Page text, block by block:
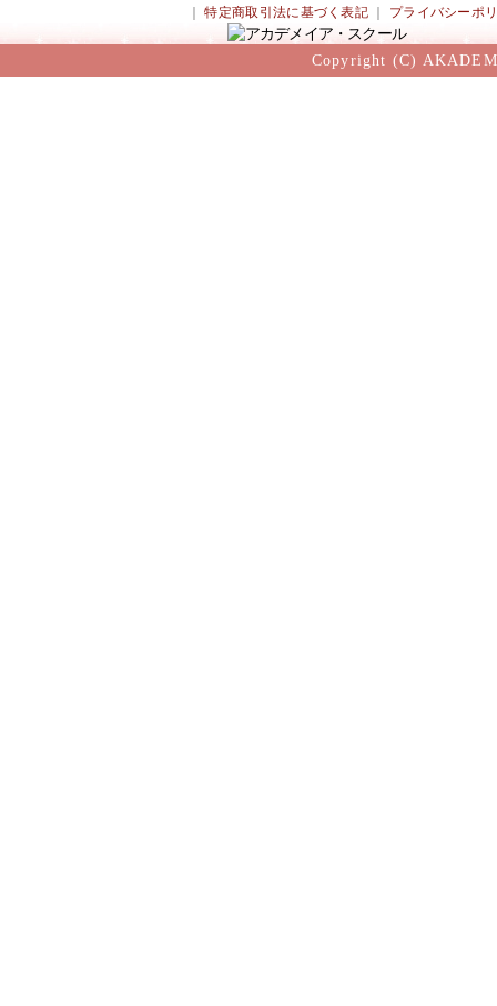
｜特定商取引法に基づく表記 プライバシーポ
Copyright (C)